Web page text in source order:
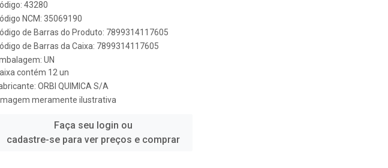
43280
NCM: 35069190
de Barras do Produto: 7899314117605
de Barras da Caixa: 7899314117605
UN
contém 12 un
ORBI QUIMICA S/A
meramente ilustrativa
Faça seu login ou
cadastre-se para ver preços e comprar